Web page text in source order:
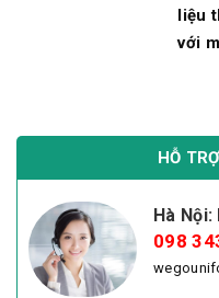
liệu
với
HỖ
Hà
098